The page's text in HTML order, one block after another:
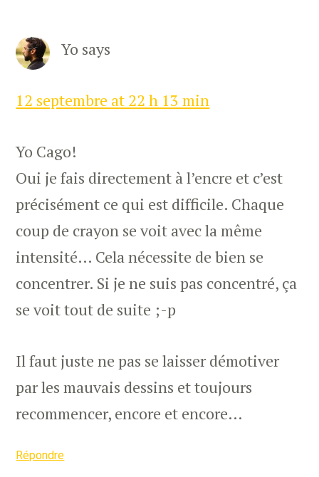
Yo says
12 septembre at 22 h 13 min
Yo Cago!
Oui je fais directement à l’encre et c’est
précisément ce qui est difficile. Chaque
coup de crayon se voit avec la même
intensité… Cela nécessite de bien se
concentrer. Si je ne suis pas concentré, ça
se voit tout de suite ;-p
Il faut juste ne pas se laisser démotiver
par les mauvais dessins et toujours
recommencer, encore et encore…
Répondre